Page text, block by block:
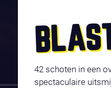
42 schoten in een
spectaculaire